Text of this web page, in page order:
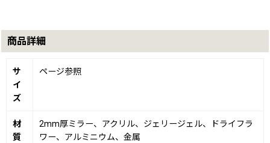
商品詳細
サ
イ
ズ
ページ参照
材
質
2mm厚ミラー、アクリル、ジェリージェル、ドライフラ
ワー、アルミニウム、金属